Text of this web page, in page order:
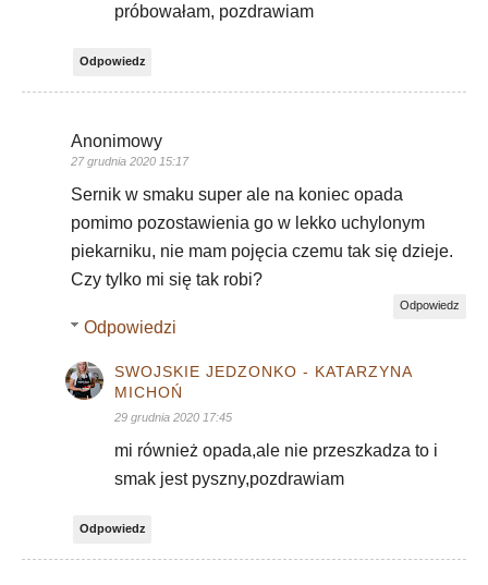
próbowałam, pozdrawiam
Odpowiedz
Anonimowy
27 grudnia 2020 15:17
Sernik w smaku super ale na koniec opada
pomimo pozostawienia go w lekko uchylonym
piekarniku, nie mam pojęcia czemu tak się dzieje.
Czy tylko mi się tak robi?
Odpowiedz
Odpowiedzi
SWOJSKIE JEDZONKO - KATARZYNA
MICHOŃ
29 grudnia 2020 17:45
mi również opada,ale nie przeszkadza to i
smak jest pyszny,pozdrawiam
Odpowiedz